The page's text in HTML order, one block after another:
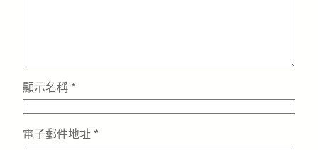
顯示名稱 *
電子郵件地址 *